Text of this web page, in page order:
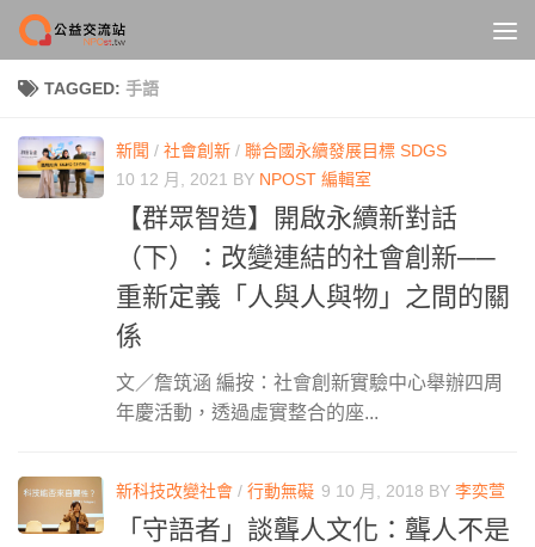
Skip to content
TAGGED: 手語
新聞 / 社會創新 / 聯合國永續發展目標 SDGS
10 12 月, 2021 BY NPOST 編輯室
【群眾智造】開啟永續新對話
（下）：改變連結的社會創新──
重新定義「人與人與物」之間的關
係
文／詹筑涵 編按：社會創新實驗中心舉辦四周
年慶活動，透過虛實整合的座...
新科技改變社會 / 行動無礙 9 10 月, 2018 BY 李奕萱
「守語者」談聾人文化：聾人不是